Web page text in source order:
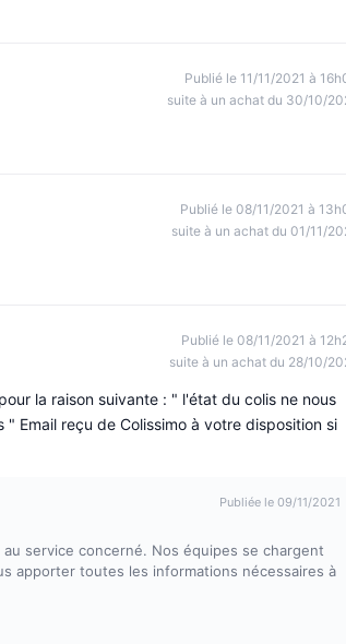
Publié le 11/11/2021 à
suite à un achat du 30/10/
Publié le 08/11/2021 à
suite à un achat du 01/11/
Publié le 08/11/2021 à
suite à un achat du 28/10/
la raison suivante : " l'état du colis ne nous
Email reçu de Colissimo à votre disposition si
Publiée le 09/11/2021
service concerné. Nos équipes se chargent
apporter toutes les informations nécessaires à